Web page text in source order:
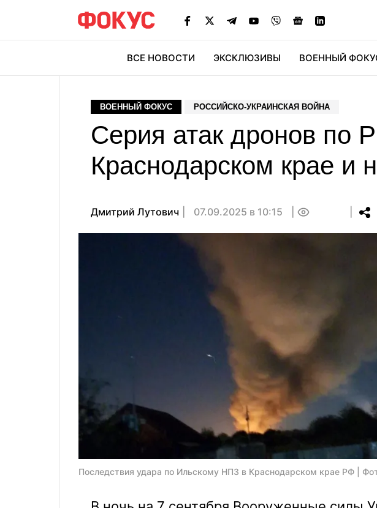
ВСЕ НОВОСТИ ЭКСКЛЮЗИВЫ ВОЕННЫЙ
ВОЕННЫЙ ФОКУС РОССИЙСКО-УКРАИНСКАЯ ВОЙНА
Серия атак дронов по
Краснодарском крае и
Дмитрий Лутович 07.09.2025 в 10:15
Последствия удара по Ильскому НПЗ в Краснодарском крае РФ |